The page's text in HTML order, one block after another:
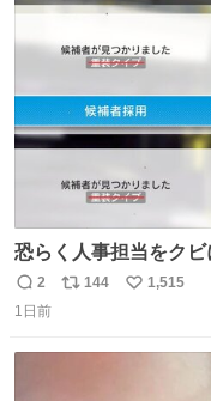
認を実施」と説明した
数
恐らく人事担当をク
返
信
2
リ
144
い
1,515
1日前